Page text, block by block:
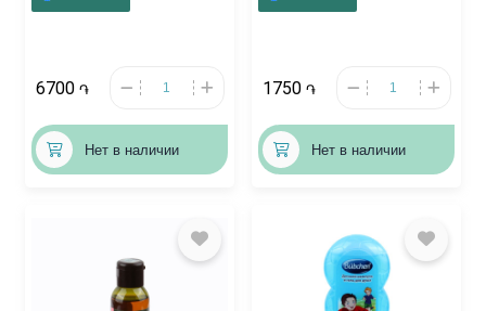
6700 ֏
Нет в наличии
1750 ֏
Нет в наличии